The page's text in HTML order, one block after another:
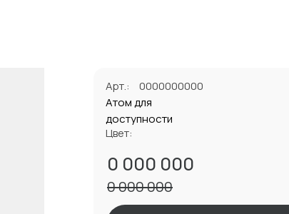
0 000 000
0 000 000
0000000000
Арт.:
Цвет:
Атом для
доступности